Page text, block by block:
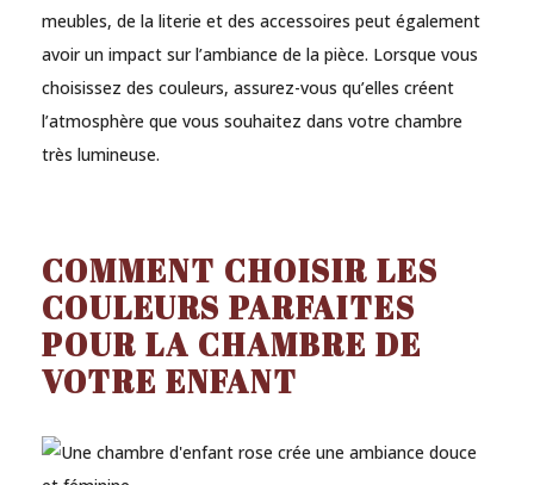
meubles, de la literie et des accessoires peut également
avoir un impact sur l’ambiance de la pièce. Lorsque vous
choisissez des couleurs, assurez-vous qu’elles créent
l’atmosphère que vous souhaitez dans votre chambre
très lumineuse.
COMMENT CHOISIR LES
COULEURS PARFAITES
POUR LA CHAMBRE DE
VOTRE ENFANT